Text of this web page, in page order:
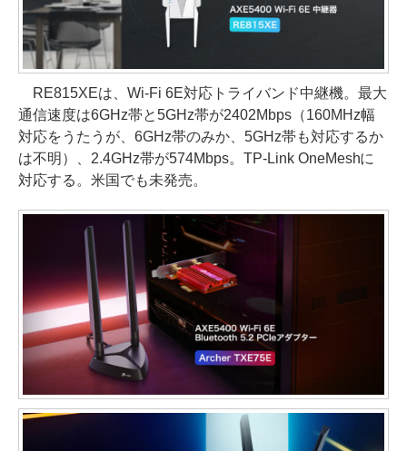
RE815XEは、Wi-Fi 6E対応トライバンド中継機。最大
通信速度は6GHz帯と5GHz帯が2402Mbps（160MHz幅
対応をうたうが、6GHz帯のみか、5GHz帯も対応するか
は不明）、2.4GHz帯が574Mbps。TP-Link OneMeshに
対応する。米国でも未発売。